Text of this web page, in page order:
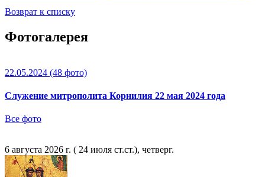
Возврат к списку
Фотогалерея
22.05.2024 (48 фото)
Служение митрополита Корнилия 22 мая 2024 года
Все фото
6 августа 2026 г. ( 24 июля ст.ст.), четверг.